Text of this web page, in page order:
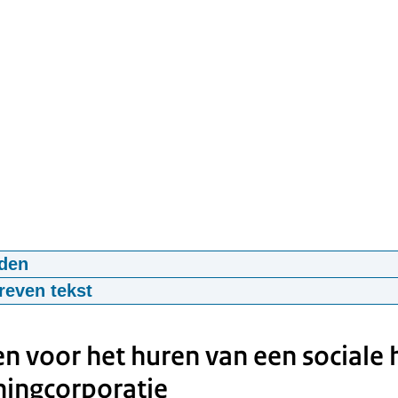
huurwoning?
mp4
tekst
u een betaalbare huurwoning met een maximumhuur?
voor het huren van een sociale